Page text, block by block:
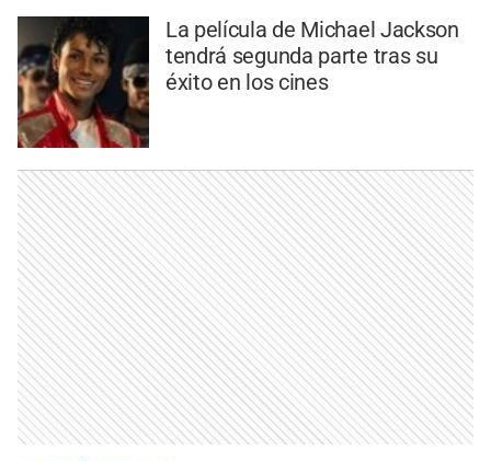
La película de Michael Jackson
tendrá segunda parte tras su
éxito en los cines